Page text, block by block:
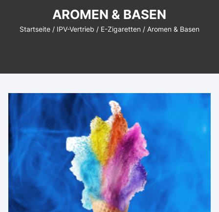
AROMEN & BASEN
Startseite/ IPV-Vertrieb / E-Zigaretten/ Aromen & Basen